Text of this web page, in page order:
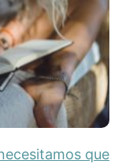
que